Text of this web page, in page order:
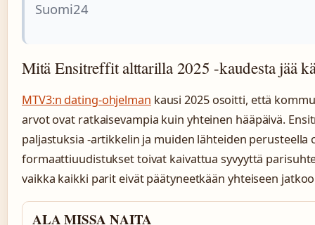
Suomi24
Mitä Ensitreffit alttarilla 2025 -kaudesta jää
MTV3:n dating-ohjelman kausi 2025 osoitti, että
arvot ovat ratkaisevampia kuin yhteinen hääpäivä.
paljastuksia -artikkelin ja muiden lähteiden perusteella
formaattiuudistukset toivat kaivattua syvyyttä
vaikka kaikki parit eivät päätyneetkään yhteiseen
ALA MISSA NAITA